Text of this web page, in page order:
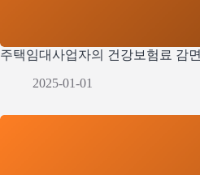
주택임대사업자의 건강보험료 감면
2025-01-01